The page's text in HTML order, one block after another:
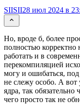
SIISII28 июл 2024 в
Но, вроде б, более
полностью
работать и в
перекомпиляцией
могу и ошибаться,
не слежу особо. А вот
ядра, так обязательно
чего просто так не